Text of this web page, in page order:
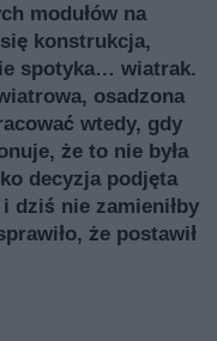
modułów na
konstrukcja,
spotyka… wiatrak.
osadzona
wtedy, gdy
że to nie była
decyzja podjęta
dziś nie zamieniłby
że postawił